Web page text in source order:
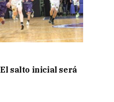
salto inicial será